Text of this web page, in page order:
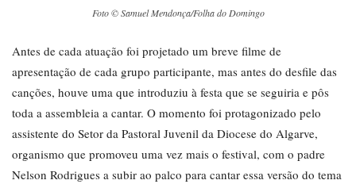
Foto © Samuel Mendonça/Folha do Domingo
Antes de cada atuação foi projetado um breve filme de
apresentação de cada grupo participante, mas antes do desfile das
canções, houve uma que introduziu à festa que se seguiria e pôs
toda a assembleia a cantar. O momento foi protagonizado pelo
assistente do Setor da Pastoral Juvenil da Diocese do Algarve,
organismo que promoveu uma vez mais o festival, com o padre
Nelson Rodrigues a subir ao palco para cantar essa versão do tema